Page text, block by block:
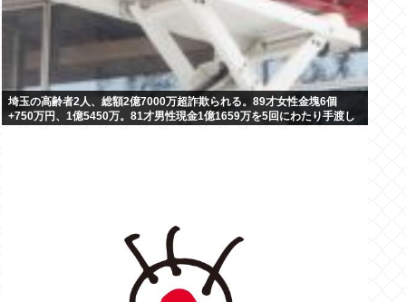
埼玉の高齢者2人、総額2億7000万超詐欺られる。89才女性金塊6個
+750万円、1億5450万。81才男性現金1億1659万を5回にわたり手渡し